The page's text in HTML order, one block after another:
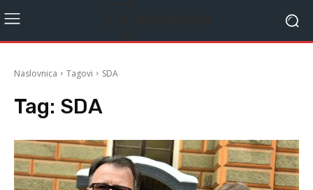
Naslovnica Tagovi SDA
Tag: SDA